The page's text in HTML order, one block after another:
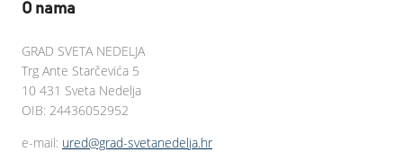
O nama
GRAD SVETA NEDELJA
Trg Ante Starčevića 5
10 431 Sveta Nedelja
OIB: 24436052952
e-mail: ured@grad-svetanedelja.hr